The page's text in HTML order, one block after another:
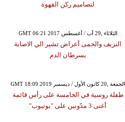
لتصاميم ركن القهوة
GMT 06:21 2017 الثلاثاء ,29 آب / أغسطس
النزيف والحمى أعراض تشير الي الاصابة
بسرطان الدم
GMT 18:09 2019 الجمعة ,20 كانون الأول / ديسمبر
طفلة روسية في الخامسة على رأس قائمة
أغنى 3 مدّونين على "يوتيوب"